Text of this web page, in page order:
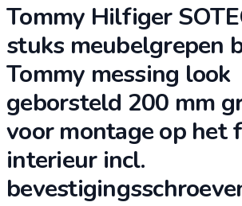
g look
Tommy Hilfiger
stuks meubelgrepen
Tommy messing look
geborsteld 200 mm
voor montage op het
interieur incl.